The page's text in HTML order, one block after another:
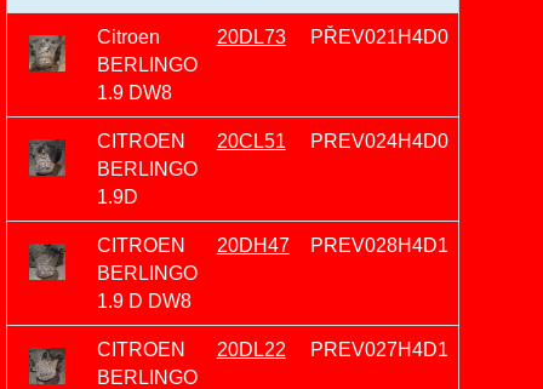
Citroen
BERLINGO
1.9 DW8
20DL73 PŘEV021H4D0
CITROEN
BERLINGO
1.9D
20CL51 PREV024H4D0
CITROEN
BERLINGO
1.9 D DW8
20DH47 PREV028H4D1
CITROEN
BERLINGO
20DL22 PREV027H4D1